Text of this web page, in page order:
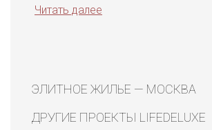
Читать далее
ЭЛИТНОЕ ЖИЛЬЕ — МОСКВА
ДРУГИЕ ПРОЕКТЫ LIFEDELUXE